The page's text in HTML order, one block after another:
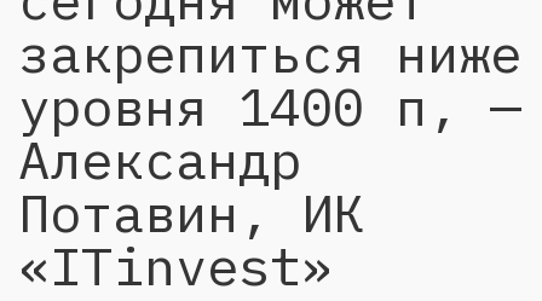
закрепиться ниже
уровня 1400 п, —
Александр
Потавин, ИК
«ITinvest»